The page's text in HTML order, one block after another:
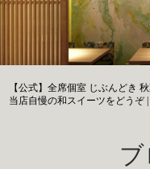
【公式】全席個室 じぶんどき
当店自慢の和スイーツをどうぞ